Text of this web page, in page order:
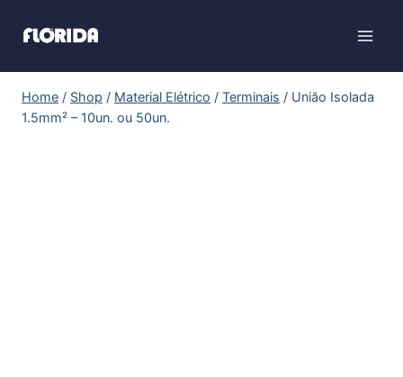
Home / Shop / Material Elétrico / Terminais / Uniăo Isolada
1.5mm² – 10un. ou 50un.